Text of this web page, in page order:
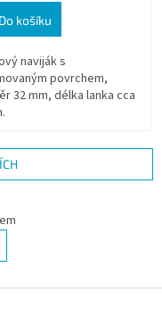
Do košíku
naviják s
povrchem,
32 mm, délka lanka cca